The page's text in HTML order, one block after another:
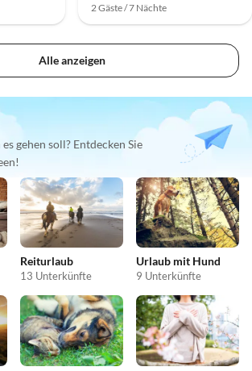
2 Gäste / 7 Nächte
Alle anzeigen
gehen soll? Entdecken Sie
Reiturlaub
13 Unterkünfte
Urlaub mit Hund
9 Unterkünfte